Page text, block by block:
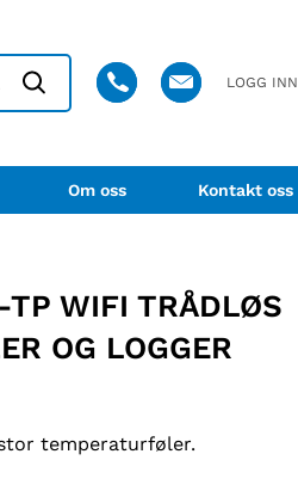
LOGG INN
Om oss Kontakt oss
TP WIFI TRÅDLØS
OG LOGGER
temperaturføler.